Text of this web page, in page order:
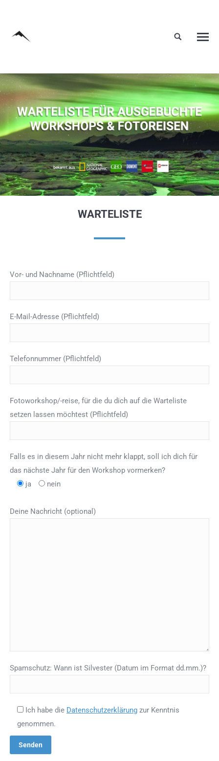
WARTELISTE
Vor- und Nachname (Pflichtfeld)
E-Mail-Adresse (Pflichtfeld)
Telefonnummer (Pflichtfeld)
Fotoworkshop/-reise, für die du dich auf die Warteliste
setzen lassen möchtest (Pflichtfeld)
Falls es in diesem Jahr nicht mehr klappt, soll ich dich für
das nächste Jahr für den Workshop vormerken?
ja
nein
Deine Nachricht (optional)
Spamschutz: Wann ist Silvester (Datum im Format dd.mm.)?
Ich habe die Datenschutzerklärung zur Kenntnis
genommen.